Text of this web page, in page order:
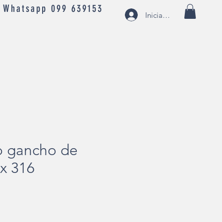
099 639153
Iniciar sesión
gancho de
316